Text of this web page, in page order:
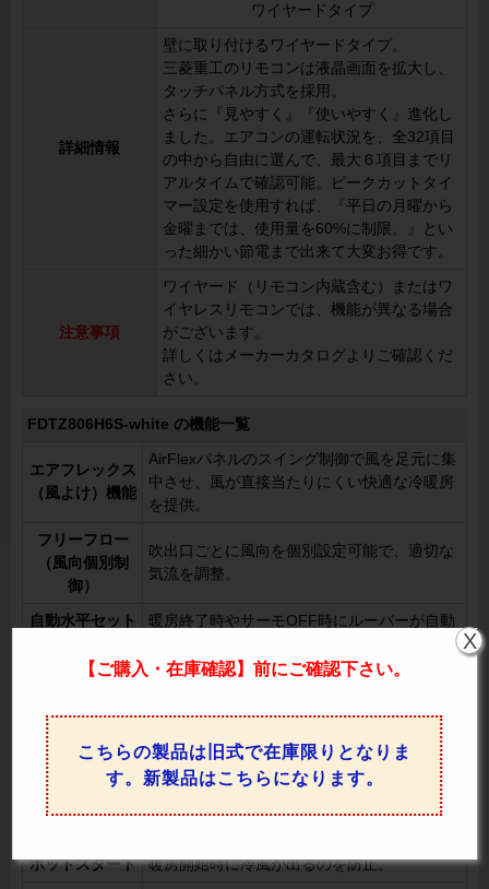
ワイヤードタイプ
詳細情報
壁に取り付けるワイヤードタイプ。
三菱重工のリモコンは液晶画面を拡大し、
タッチパネル方式を採用。
さらに『見やすく』『使いやすく』進化し
ました。エアコンの運転状況を、全32項目
の中から自由に選んで、最大６項目までリ
アルタイムで確認可能。ピークカットタイ
マー設定を使用すれば、『平日の月曜から
金曜までは、使用量を60%に制限。』とい
った細かい節電まで出来て大変お得です。
注意事項
ワイヤード（リモコン内蔵含む）またはワ
イヤレスリモコンでは、機能が異なる場合
がございます。
詳しくはメーカーカタログよりご確認くだ
さい。
FDTZ806H6S-white の機能一覧
エアフレックス
（風よけ）機能
AirFlexパネルのスイング制御で風を足元に集
中させ、風が直接当たりにくい快適な冷暖房
を提供。
フリーフロー
（風向個別制
御）
吹出口ごとに風向を個別設定可能で、適切な
気流を調整。
自動水平セット
暖房終了時やサーモOFF時にルーバーが自動
オートスイング
人感センサ制御
人感センサーで人の有無を確認し、無駄な運
転を防いで節電を実現。
ホットスタート 暖房開始時に冷風が出るのを防止。
【ご購入・在庫確認】前にご確認下さい。
こちらの製品は旧式で在庫限りとなりま
す。新製品はこちらになります。
X